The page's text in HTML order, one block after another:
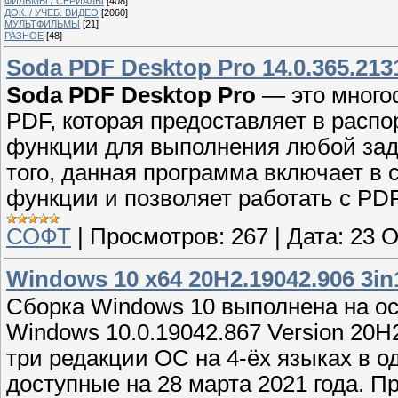
ДОК. / УЧЕБ. ВИДЕО [2060]
МУЛЬТФИЛЬМЫ [21]
РАЗНОЕ [48]
Soda PDF Desktop Pro
Soda PDF Desktop Pro — это
PDF, которая предоставляет в
функции для выполнения любой
того, данная программа включает
функции и позволяет работать с
СОФТ
Просмотров: 267 Дата: 23
Windows 10 x64 20H2.19042.906
Сборка Windows 10 выполнена на
Windows 10.0.19042.867 Version
три редакции ОС на 4-ёх языках в
доступные на 28 марта 2021 года.